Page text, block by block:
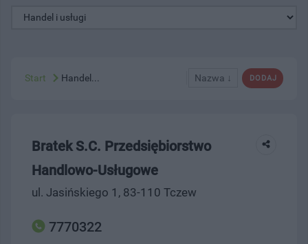
DODAJ
Nazwa ↓
Start Handel...
Bratek S.C. Przedsiębiorstwo
Handlowo-Usługowe
ul. Jasińskiego 1, 83-110 Tczew
7770322